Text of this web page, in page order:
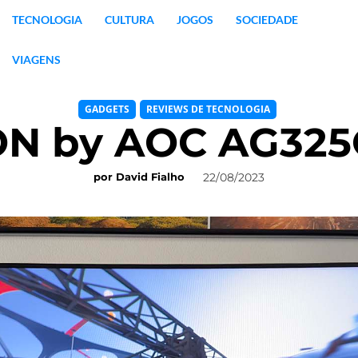
TECNOLOGIA CULTURA JOGOS SOCIEDADE
VIAGENS
GADGETS REVIEWS DE TECNOLOGIA
by AOC
por David Fialho 22/08/2023